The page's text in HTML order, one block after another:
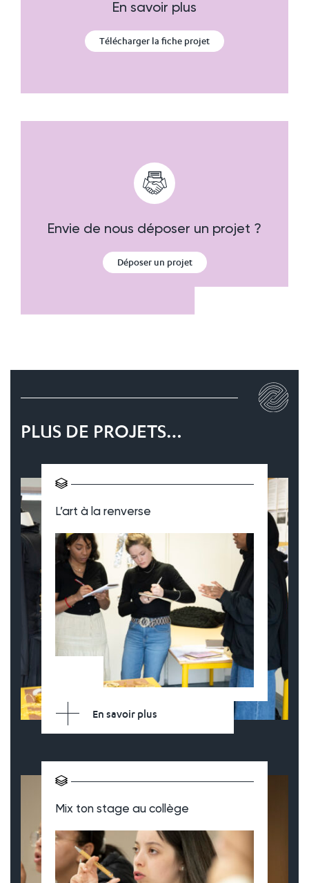
En savoir plus
Télécharger la fiche projet
Envie de nous déposer un projet ?
Déposer un projet
PLUS DE PROJETS…
L’art à la renverse
En savoir plus
Mix ton stage au collège